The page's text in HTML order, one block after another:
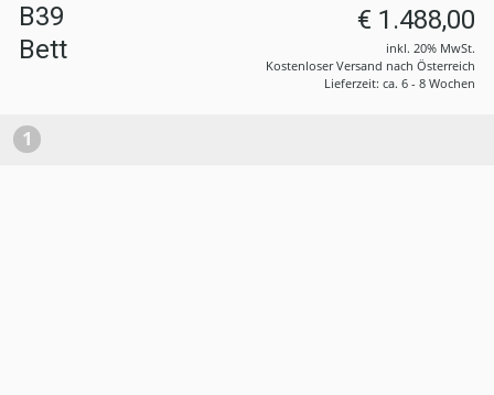
B39
Bett
€ 1.488,00
inkl. 20% MwSt.
Kostenloser Versand nach Österreich
Lieferzeit: ca. 6 - 8 Wochen
1